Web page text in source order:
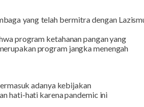
yang telah bermitra dengan
program ketahanan pangan yang
program jangka menengah
adanya kebijakan
hati-hati karena pandemic ini